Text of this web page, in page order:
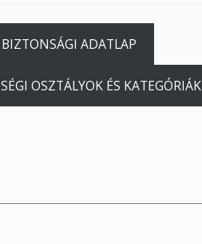
BIZTONSÁGI ADATLAP
OSZTÁLYOK ÉS KATEGÓRIÁK